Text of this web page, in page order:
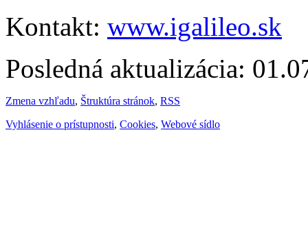
Kontakt: www.igalileo.sk
Posledná aktualizácia:
Zmena vzhľadu, Štruktúra stránok, RSS
Vyhlásenie o prístupnosti, Cookies, Webové sídlo